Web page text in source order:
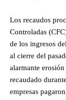
Los recaudos
Controladas
de los ingresos
al cierre del
alarmante
recaudado
empresas